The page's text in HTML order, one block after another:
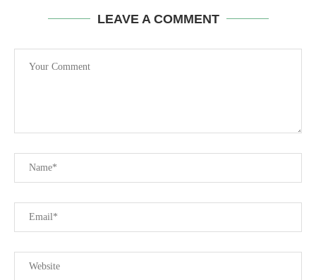
LEAVE A COMMENT